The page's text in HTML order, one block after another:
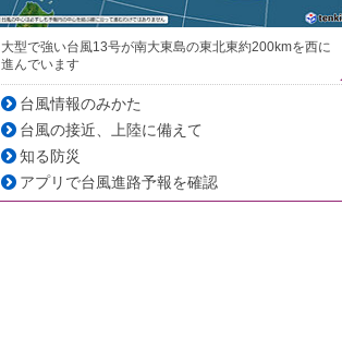
大型で強い台風13号が南大東島の東北東約200kmを西に
進んでいます
台風情報のみかた
台風の接近、上陸に備えて
知る防災
アプリで台風進路予報を確認